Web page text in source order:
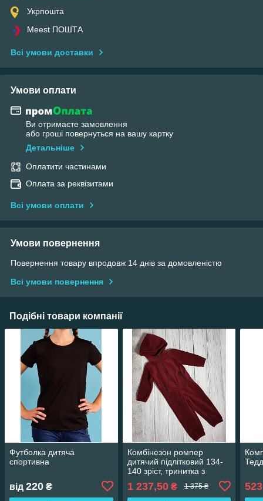
Укрпошта
Meest ПОШТА
Всі умови доставки
Умови оплати
Ви отримаєте замовлення
або гроші повернуться на вашу картку
Детальніше
Оплатити частинами
Оплата за реквізитами
Всі умови оплати
Умови повернення
Повернення товару впродовж 14 днів за домовленістю
Всі умови повернення
Подібні товари компанії
Футболка дитяча
спортивна
від 220 ₴
Комбінезон ромпер
дитячий підлітковий 134-
140 зріст, тринитка з
1 237,50₴ 1 375 ₴